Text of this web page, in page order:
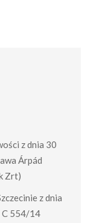
z dnia 30
Árpád
Zrt)
z dnia
C 554/14